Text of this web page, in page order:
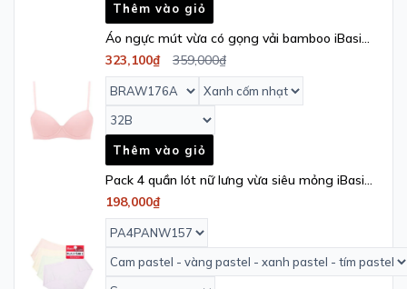
Thêm vào giỏ
Áo ngực mút vừa có gọng vải bamboo iBasic
- BRAW176A
323,100₫ 359,000₫
Thêm vào giỏ
Pack 4 quần lót nữ lưng vừa siêu mỏng iBasic
- PA4PANW157
198,000₫